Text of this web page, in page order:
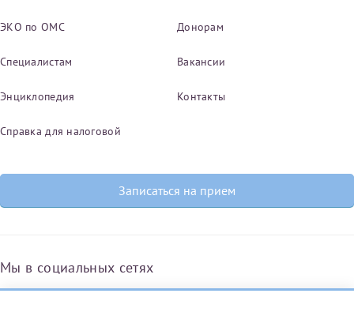
ЭКО по ОМС Донорам
Специалистам Вакансии
Энциклопедия Контакты
Справка для налоговой
Записаться на прием
Мы в социальных сетях